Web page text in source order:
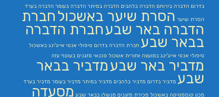
בדרום הדברה בירוחם הדברה בלהבים הדברה במיתר הדברה בעומר הדברה בערד
הסרת שיער הסרת שיער באשכול חברת
הדברה באר שבעחברת הדברה
בבאר שבע חברת הדברה בדרום טיפולי אנטי אייג'ינג באשכול
טיפולי אנטי אייג'ינג במועצה אזורית אשכול טכנאי מזגנים בעוטף עזה
מדביר באר שבעמדביר בבאר
שבע מדביר בדרום מדביר בלהבים מדביר במיתר מדביר בעומר מדביר בערד
מכון קוסמטיקה באשכול מכירת מזגנים מנעולן בבאר שבע מסעדה